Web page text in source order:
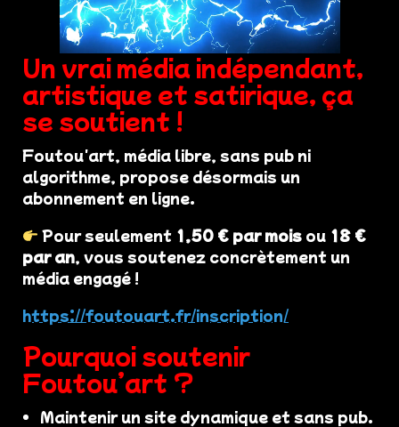
Un vrai média indépendant,
artistique et satirique, ça
se soutient !
Foutou'art, média libre, sans pub ni
algorithme, propose désormais un
abonnement en ligne.
Pour seulement 1,50 € par mois ou 18 €
par an, vous soutenez concrètement un
média engagé !
https://foutouart.fr/inscription/
Pourquoi soutenir
Foutou’art ?
Maintenir un site dynamique et sans pub.